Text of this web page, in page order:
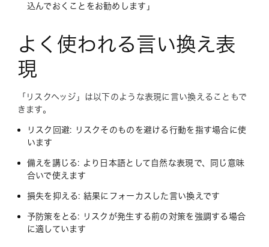
込んでおくことをお勧めします」
よく使われる言い換え表
現
「リスクヘッジ」は以下のような表現に言い換えることもで
きます。
リスク回避: リスクそのものを避ける行動を指す場合に使
います
備えを講じる: より日本語として自然な表現で、同じ意味
合いで使えます
損失を抑える: 結果にフォーカスした言い換えです
予防策をとる: リスクが発生する前の対策を強調する場合
に適しています